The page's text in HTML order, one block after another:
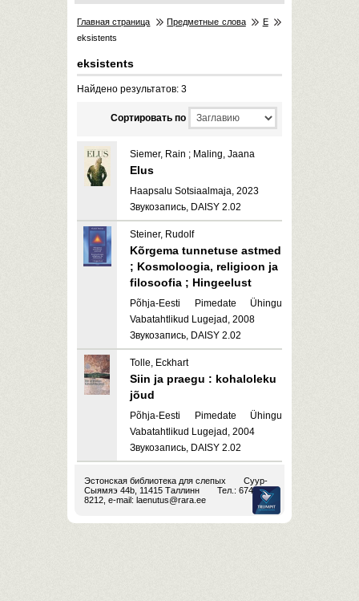
Главная страница Предметные слова
E
eksistents
eksistents
Найдено результатов: 3
Cортировать по
Siemer, Rain ; Maling, Jaana
Elus
Haapsalu Sotsiaalmaja, 2023
Звукозапись, DAISY 2.02
Steiner, Rudolf
Kõrgema tunnetuse astmed
; Kosmoloogia, religioon ja
filosoofia ; Hingeelust
Põhja-Eesti Pimedate Ühingu
Vabatahtlikud Lugejad, 2008
Звукозапись, DAISY 2.02
Tolle, Eckhart
Siin ja praegu : kohaloleku
jõud
Põhja-Eesti Pimedate Ühingu
Vabatahtlikud Lugejad, 2004
Звукозапись, DAISY 2.02
Эстонская библиотека для слепых
Суур-
Сыямяэ 44b, 11415 Таллинн
Тел.: 674
8212, e-mail: laenutus@rara.ee